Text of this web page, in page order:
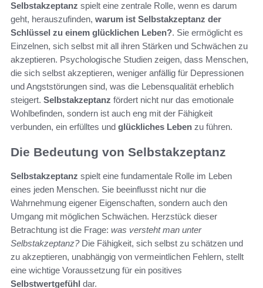
Selbstakzeptanz spielt eine zentrale Rolle, wenn es darum
geht, herauszufinden, warum ist Selbstakzeptanz der
Schlüssel zu einem glücklichen Leben?. Sie ermöglicht es
Einzelnen, sich selbst mit all ihren Stärken und Schwächen zu
akzeptieren. Psychologische Studien zeigen, dass Menschen,
die sich selbst akzeptieren, weniger anfällig für Depressionen
und Angststörungen sind, was die Lebensqualität erheblich
steigert. Selbstakzeptanz fördert nicht nur das emotionale
Wohlbefinden, sondern ist auch eng mit der Fähigkeit
verbunden, ein erfülltes und glückliches Leben zu führen.
Die Bedeutung von Selbstakzeptanz
Selbstakzeptanz spielt eine fundamentale Rolle im Leben
eines jeden Menschen. Sie beeinflusst nicht nur die
Wahrnehmung eigener Eigenschaften, sondern auch den
Umgang mit möglichen Schwächen. Herzstück dieser
Betrachtung ist die Frage: was versteht man unter
Selbstakzeptanz?Die Fähigkeit, sich selbst zu schätzen und
zu akzeptieren, unabhängig von vermeintlichen Fehlern, stellt
eine wichtige Voraussetzung für ein positives
Selbstwertgefühl dar.